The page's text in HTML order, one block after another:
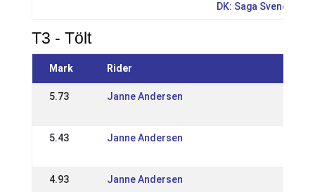
DK: Saga Svendborg
T3 - Tölt
Mark Rider
5.73 Janne Andersen
5.43 Janne Andersen
4.93 Janne Andersen